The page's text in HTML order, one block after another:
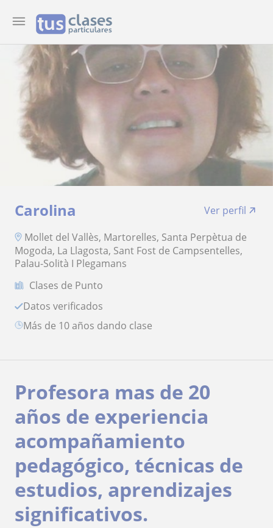
Carolina
Ver perfil
Mollet del Vallès, Martorelles, Santa Perpètua de
Mogoda, La Llagosta, Sant Fost de Campsentelles,
Palau-Solità I Plegamans
Clases de Punto
Datos verificados
más de 10 años dando clase
Profesora mas de 20
años de experiencia
acompañamiento
pedagógico, técnicas de
estudios, aprendizajes
significativos.